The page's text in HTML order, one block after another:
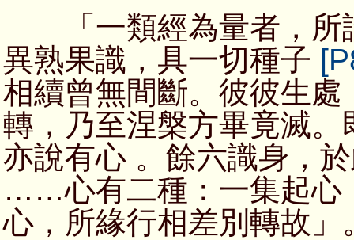
「一類經為量者，所
異熟果識，具一切種子
相續曾無間斷。彼彼生
轉，乃至涅槃方畢竟滅
亦說有心 。餘六識身，
……心有二種：一集起心
心，所緣行相差別轉故」